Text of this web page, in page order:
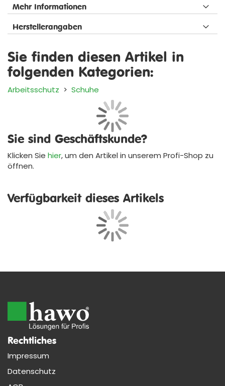
Sie sind Geschäftskunde?
Klicken Sie hier, um den Artikel in unserem Profi-Shop zu
öffnen.
Verfügbarkeit dieses Artikels
Mehr Informationen
Herstellerangaben
Sie finden diesen Artikel in
folgenden Kategorien:
Arbeitsschutz > Schuhe
Rechtliches
Impressum
Datenschutz